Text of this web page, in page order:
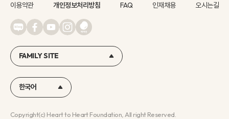
Copyright(c) Heart to Heart Foundation, All right Reserved.
이용약관 개인정보처리방침 FAQ 인재채용 오시는길
FAMILY SITE
한국어